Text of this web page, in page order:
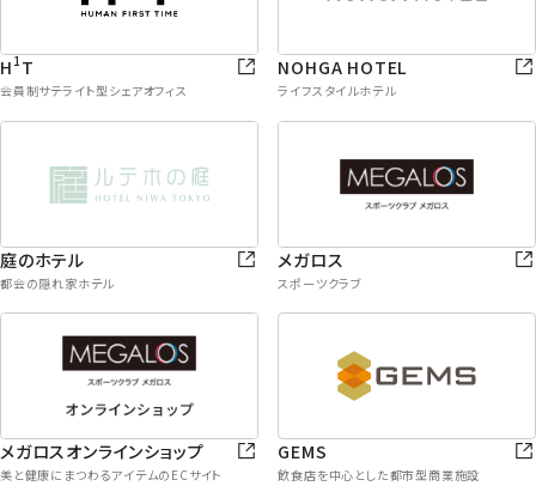
H1T
会員制サテライト型シェアオフィス
NOHGA HOTEL
ライフスタイルホテル
庭のホテル
都会の隠れ家ホテル
メガロス
スポーツクラブ
メガロスオンラインショップ
美と健康にまつわるアイテムのECサイト
GEMS
飲食店を中心とした都市型商業施設